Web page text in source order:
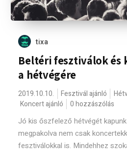
tixa
Beltéri fesztiválok és
a hétvégére
2019.10.10. Fesztivál ajánló
Koncert ajánló
0 hozzászólás
Jó kis őszfelező hétvégét
megpakolva nem csak
fesztiválokkal is. Mindehhez